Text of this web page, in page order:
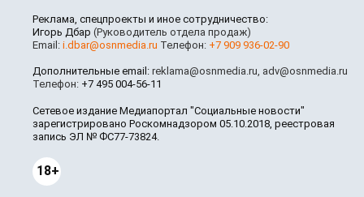
Реклама, спецпроекты и иное сотрудничество:
Игорь Дбар (Руководитель отдела продаж)
Email: i.dbar@osnmedia.ru Телефон: +7 909 936-02-90
Дополнительные email: reklama@osnmedia.ru, adv@osnmedia.ru
Телефон: +7 495 004-56-11
Сетевое издание Медиапортал "Социальные новости"
зарегистрировано Роскомнадзором 05.10.2018, реестровая
запись ЭЛ № ФС77-73824.
18+